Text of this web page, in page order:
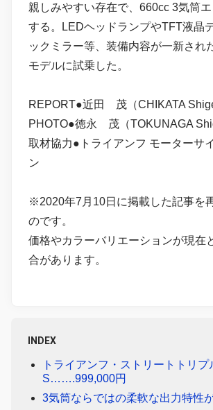
親しみやすい存在で、660cc 3気筒
する。LEDヘッドランプやTFT液晶
ックミラー等、装備内容が一新され
モデルに試乗した。
REPORT●近田 茂（CHIKATA
PHOTO●徳永 茂（TOKUNAGA
取材協力●トライアンフ モーターサ
ン
※2020年7月10日に掲載した記事を
のです。
価格やカラーバリエーションが現在
合があります。
INDEX
トライアンフ・ストリートトリプ
S…….999,000円
3気筒ならではの柔軟な出力特性